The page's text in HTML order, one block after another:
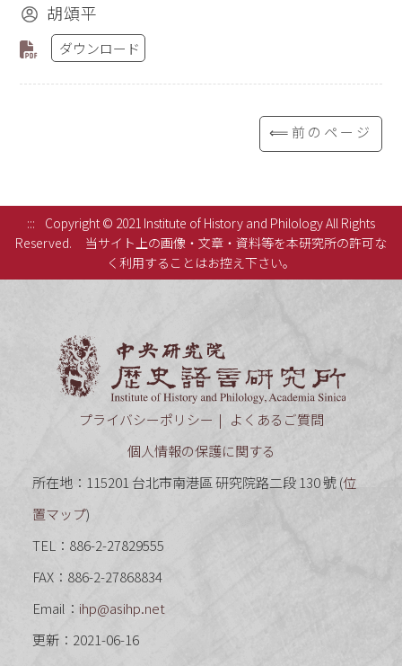
胡頌平
ダウンロード
⟸前のページ
:::
Copyright © 2021 Institute of History and Philology All Rights
Reserved.
当サイト上の画像・文章・資料等を本研究所の許可な
く利用することはお控え下さい。
プライバシーポリシー
よくあるご質問
個人情報の保護に関する
所在地：115201 台北市南港區 研究院路二段 130 號 (位
置マップ)
TEL：886-2-27829555
FAX：886-2-27868834
Email： ihp@asihp.net
更新：2021-06-16